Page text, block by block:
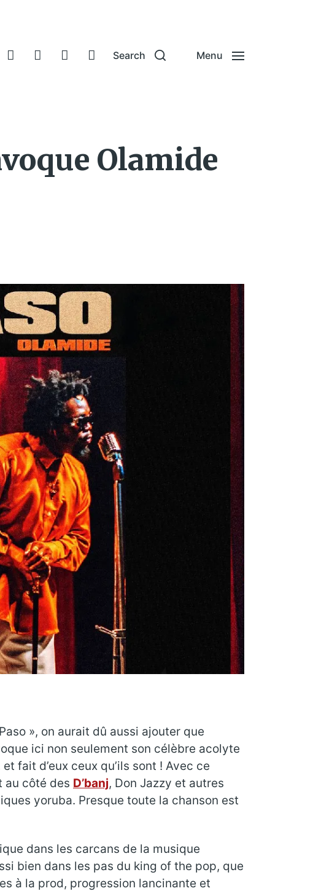
Search Menu
Olamide
», on aurait dû aussi ajouter que
ici non seulement son célèbre acolyte
fait d’eux ceux qu’ils sont ! Avec ce
au côté des D’banj, Don Jazzy et autres
yoruba. Presque toute la chanson est
dans les carcans de la musique
bien dans les pas du king of the pop, que
à la prod, progression lancinante et